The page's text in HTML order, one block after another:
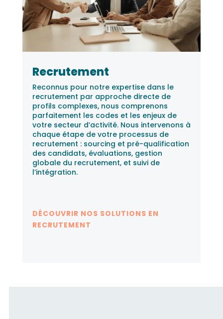
Recrutement
Reconnus pour notre expertise dans le
recrutement par approche directe de
profils complexes, nous comprenons
parfaitement les codes et les enjeux de
votre secteur d’activité. Nous intervenons à
chaque étape de votre processus de
recrutement : sourcing et pré-qualification
des candidats, évaluations, gestion
globale du recrutement, et suivi de
l’intégration.
DÉCOUVRIR NOS SOLUTIONS EN
RECRUTEMENT